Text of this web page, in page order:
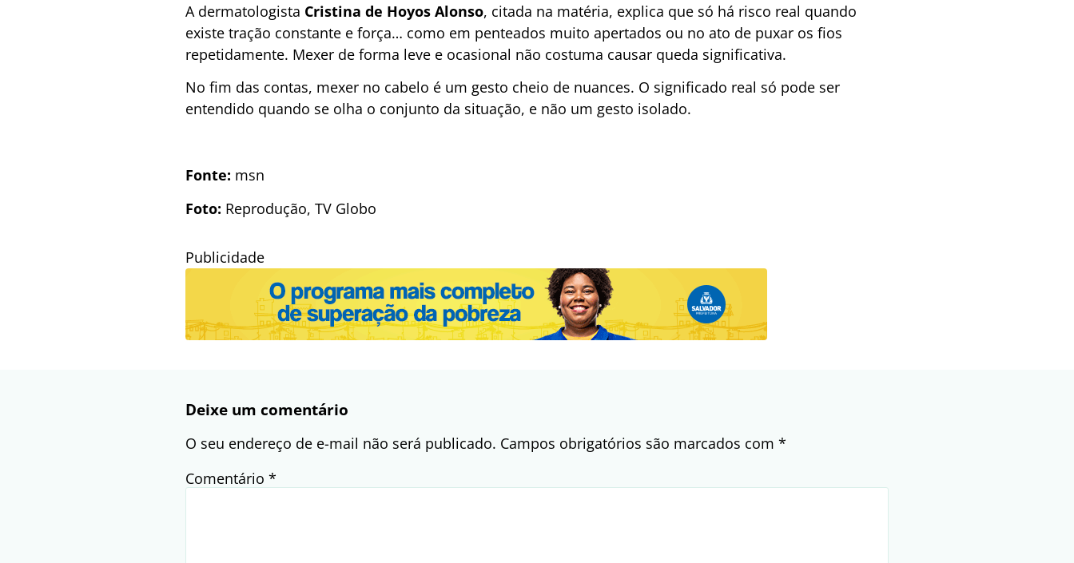
A dermatologista Cristina de Hoyos Alonso, citada na matéria, explica que só há risco real quando
existe tração constante e força… como em penteados muito apertados ou no ato de puxar os fios
repetidamente. Mexer de forma leve e ocasional não costuma causar queda significativa.
No fim das contas, mexer no cabelo é um gesto cheio de nuances. O significado real só pode ser
entendido quando se olha o conjunto da situação, e não um gesto isolado.
Fonte: msn
Foto: Reprodução, TV Globo
Publicidade
Deixe um comentário
O seu endereço de e-mail não será publicado. Campos obrigatórios são marcados com *
Comentário *